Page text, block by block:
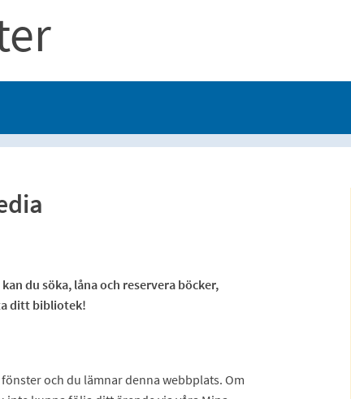
du söka, låna och reservera böcker,
ditt bibliotek!
och du lämnar denna webbplats. Om